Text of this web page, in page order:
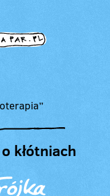
kłótniach